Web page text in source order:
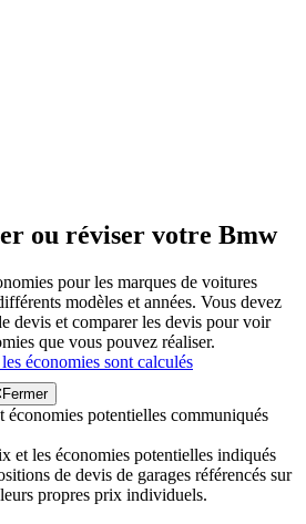
ou réviser votre Bmw
pour les marques de voitures
modèles et années. Vous devez
devis et comparer les devis pour voir
que vous pouvez réaliser.
économies sont calculés
Fermer
potentielles communiqués
et les économies potentielles indiqués
de devis de garages référencés sur
propres prix individuels.